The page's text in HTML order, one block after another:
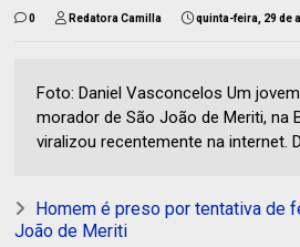
0 Redatora Camilla quinta-feira, 29 de
Foto: Daniel Vasconcelos Um
morador de São João de Meriti, na
viralizou recentemente na internet.
Homem é preso por tentativa de
João de Meriti